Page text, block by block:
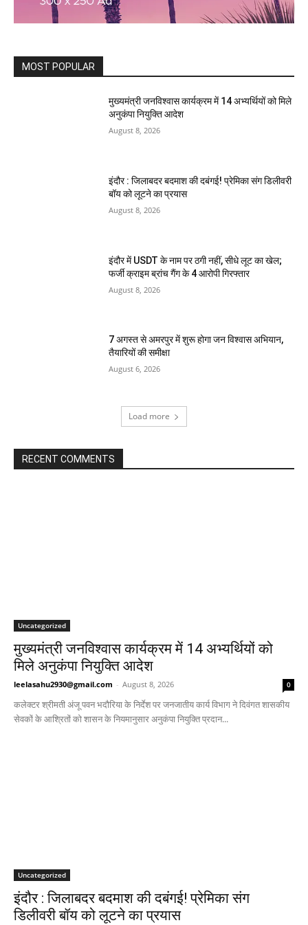
MOST POPULAR
मुख्यमंत्री जनविश्वास कार्यक्रम में 14 अभ्यर्थियों को मिले
अनुकंपा नियुक्ति आदेश
August 8, 2026
इंदौर : जिलाबदर बदमाश की दबंगई! प्रेमिका संग डिलीवरी
बॉय को लूटने का प्रयास
August 8, 2026
इंदौर में USDT के नाम पर ठगी नहीं, सीधे लूट का खेल;
फर्जी क्राइम ब्रांच गैंग के 4 आरोपी गिरफ्तार
August 8, 2026
7 अगस्त से अमरपुर में शुरू होगा जन विश्वास अभियान,
तैयारियों की समीक्षा
August 6, 2026
Load more
RECENT COMMENTS
Uncategorized
मुख्यमंत्री जनविश्वास कार्यक्रम में 14 अभ्यर्थियों को
मिले अनुकंपा नियुक्ति आदेश
leelasahu2930@gmail.com - August 8, 2026 0
कलेक्टर श्रीमती अंजू पवन भदौरिया के निर्देश पर जनजातीय कार्य विभाग ने दिवंगत शासकीय
सेवकों के आश्रितों को शासन के नियमानुसार अनुकंपा नियुक्ति प्रदान...
Uncategorized
इंदौर : जिलाबदर बदमाश की दबंगई! प्रेमिका संग
डिलीवरी बॉय को लूटने का प्रयास